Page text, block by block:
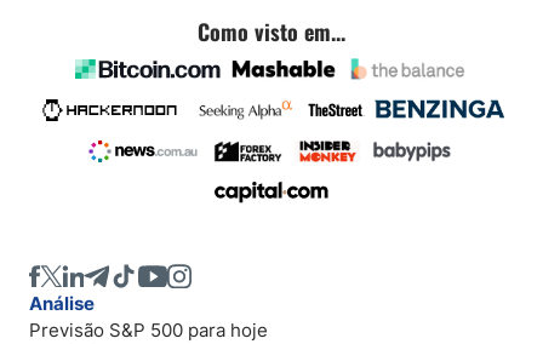
Como visto em...
Análise
Previsão S&P 500 para hoje